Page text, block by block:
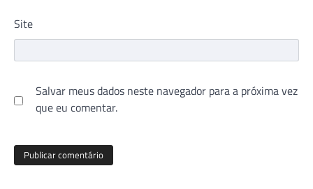
Site
Salvar meus dados neste navegador para a próxima vez
que eu comentar.